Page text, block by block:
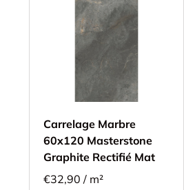
Carrelage Marbre
60x120 Masterstone
Graphite Rectifié Mat
€32,90 / m²